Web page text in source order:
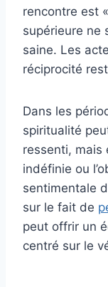
rencontre est
supérieure ne
saine. Les
réciprocité
Dans les
spiritualité
ressenti, mais
indéfinie ou
sentimentale
sur le fait de
peut offrir un
centré sur le